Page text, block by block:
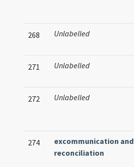
268 Unlabelled
271 Unlabelled
272 Unlabelled
274
excommunication and
reconciliation